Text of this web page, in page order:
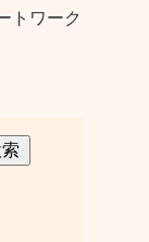
トワーク